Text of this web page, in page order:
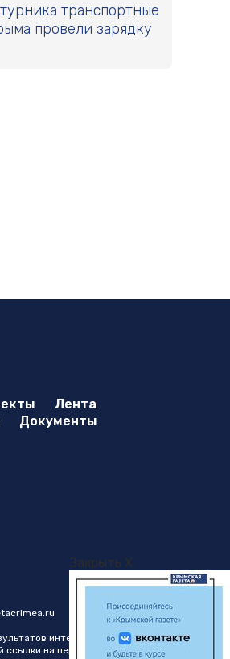
транспортные
провели зарядку
Закрыть X
Лента
Документы
интеллектуальной
ссылки на первоисточник в виде